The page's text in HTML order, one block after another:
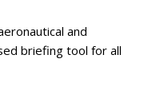
and
briefing tool for all